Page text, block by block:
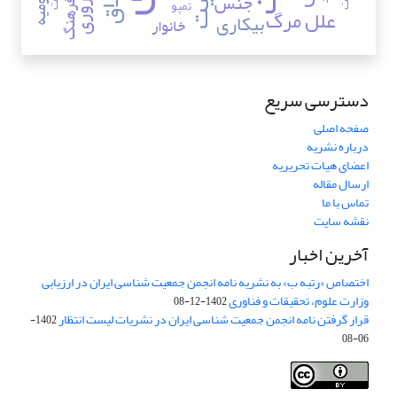
علل مرگبیکاری فرهنگارومیه
خانوار
تمپو
دسترسی سریع
صفحه اصلی
درباره نشریه
اعضای هیات تحریریه
ارسال مقاله
تماس با ما
نقشه سایت
آخرین اخبار
اختصاص «رتبه ب» به نشریه نامه انجمن جمعیت شناسی ایران در ارزیابی
وزارت علوم، تحقیقات و فناوری1402-12-08
قرار گرفتن نامه انجمن جمعیت شناسی ایران در نشریات لیست انتظار
1402-
06-08